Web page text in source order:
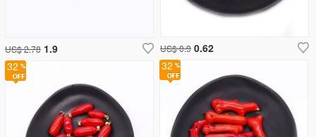
32
US$ 0.9 0.62
US$ 2.78 1.9
32